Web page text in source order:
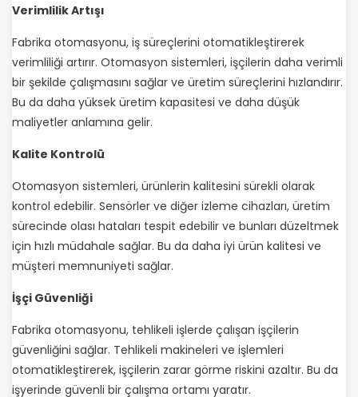
Verimlilik Artışı
Fabrika otomasyonu, iş süreçlerini otomatikleştirerek
verimliliği artırır. Otomasyon sistemleri, işçilerin daha verimli
bir şekilde çalışmasını sağlar ve üretim süreçlerini hızlandırır.
Bu da daha yüksek üretim kapasitesi ve daha düşük
maliyetler anlamına gelir.
Kalite Kontrolü
Otomasyon sistemleri, ürünlerin kalitesini sürekli olarak
kontrol edebilir. Sensörler ve diğer izleme cihazları, üretim
sürecinde olası hataları tespit edebilir ve bunları düzeltmek
için hızlı müdahale sağlar. Bu da daha iyi ürün kalitesi ve
müşteri memnuniyeti sağlar.
İşçi Güvenliği
Fabrika otomasyonu, tehlikeli işlerde çalışan işçilerin
güvenliğini sağlar. Tehlikeli makineleri ve işlemleri
otomatikleştirerek, işçilerin zarar görme riskini azaltır. Bu da
işyerinde güvenli bir çalışma ortamı yaratır.